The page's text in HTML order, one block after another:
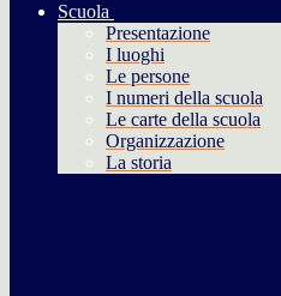
Scuola
Presentazione
I luoghi
Le persone
I numeri della scuola
Le carte della scuola
Organizzazione
La storia